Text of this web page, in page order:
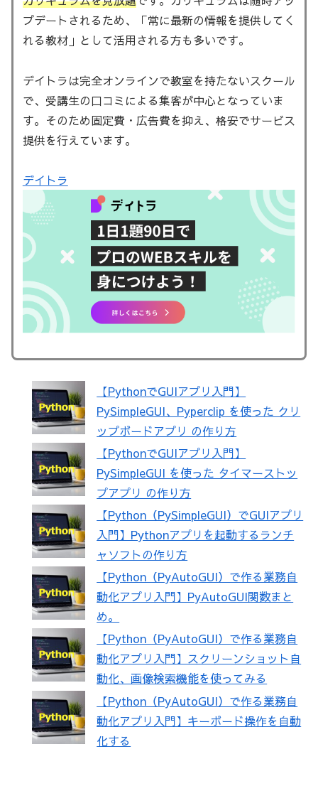
プデートされるため、「常に最新の情報を提供してく
れる教材」として活用される方も多いです。
デイトラは完全オンラインで教室を持たないスクール
で、受講生の口コミによる集客が中心となっていま
す。そのため固定費・広告費を抑え、格安でサービス
提供を行えています。
デイトラ
【PythonでGUIアプリ入門】
PySimpleGUI、Pyperclip を使った クリ
ップボードアプリ の作り方
【PythonでGUIアプリ入門】
PySimpleGUI を使った タイマーストッ
プアプリ の作り方
【Python（PySimpleGUI）でGUIアプリ
入門】Pythonアプリを起動するランチ
ャソフトの作り方
【Python（PyAutoGUI）で作る業務自
動化アプリ入門】PyAutoGUI関数まと
め。
【Python（PyAutoGUI）で作る業務自
動化アプリ入門】スクリーンショット自
動化、画像検索機能を使ってみる
【Python（PyAutoGUI）で作る業務自
動化アプリ入門】キーボード操作を自動
化する